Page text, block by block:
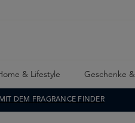
& Lifestyle Geschenke
DEM FRAGRANCE FINDER